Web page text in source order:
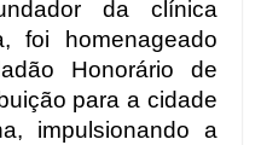
da clínica
foi homenageado
Honorário de
para a cidade
impulsionando a